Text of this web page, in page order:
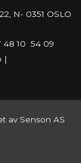
N- 0351 OSLO
48 10 54 09
|
av Senson AS